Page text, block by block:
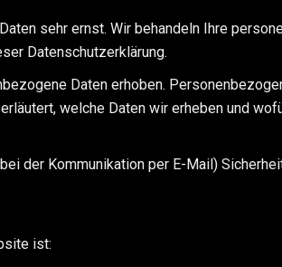
sehr ernst. Wir behandeln Ihre
Datenschutzerklärung.
Daten erhoben.
welche Daten wir erheben und
der Kommunikation per E-Mail)
ist: